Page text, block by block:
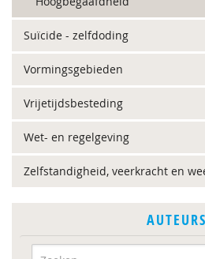
Suïcide - zelfdoding
Vormingsgebieden
Vrijetijdsbesteding
Wet- en regelgeving
Zelfstandigheid, veerkracht en
AUTEURS